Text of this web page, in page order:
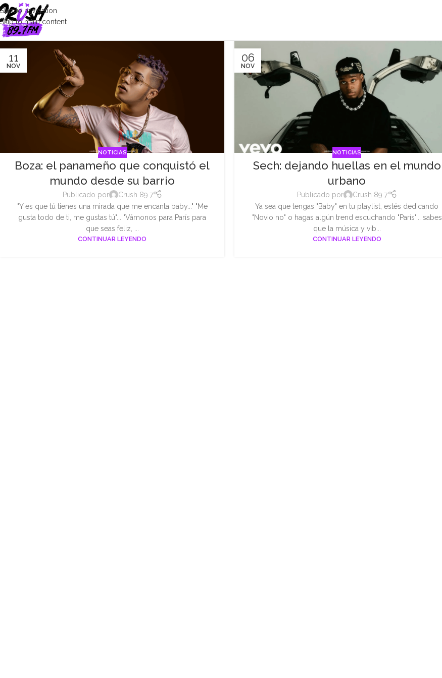
Skip to navigation
Skip to main content
11
NOV
NOTICIAS
Boza: el panameño que conquistó el
mundo desde su barrio
Publicado por
Crush 89.7
"Y es que tú tienes una mirada que me encanta baby..." "Me
gusta todo de ti, me gustas tú"... "Vámonos para París para
que seas feliz, ...
CONTINUAR LEYENDO
06
NOV
NOTICIAS
Sech: dejando huellas en el mundo
urbano
Publicado por
Crush 89.7
Ya sea que tengas "Baby" en tu playlist, estés dedicando
"Novio no" o hagas algún trend escuchando "París"... sabes
que la música y vib...
CONTINUAR LEYENDO